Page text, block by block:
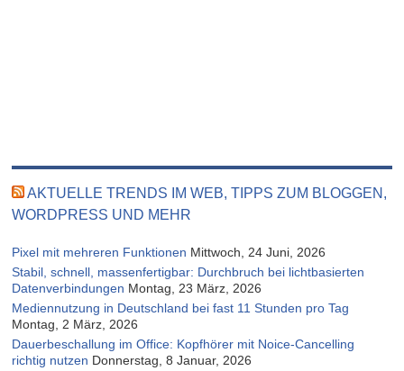
AKTUELLE TRENDS IM WEB, TIPPS ZUM BLOGGEN,
WORDPRESS UND MEHR
Pixel mit mehreren Funktionen Mittwoch, 24 Juni, 2026
Stabil, schnell, massenfertigbar: Durchbruch bei lichtbasierten
Datenverbindungen Montag, 23 März, 2026
Mediennutzung in Deutschland bei fast 11 Stunden pro Tag
Montag, 2 März, 2026
Dauerbeschallung im Office: Kopfhörer mit Noice-Cancelling
richtig nutzen Donnerstag, 8 Januar, 2026